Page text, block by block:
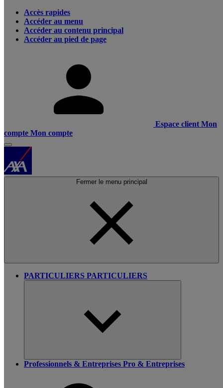
Accès rapides
Accéder au menu
Accéder au contenu principal
Accéder au pied de page
Espace client Mon
compte Mon compte
Fermer le menu principal
PARTICULIERS PARTICULIERS
Professionnels & Entreprises Pro & Entreprises